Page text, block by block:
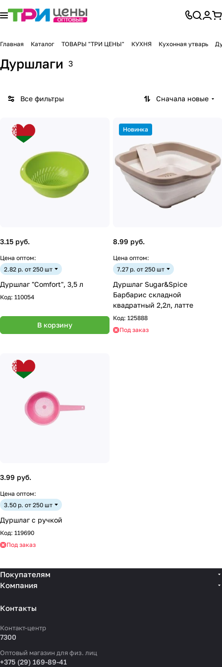
Главная Каталог ТОВАРЫ "ТРИ ЦЕНЫ" КУХНЯ Кухонная утварь
Дуршлаги 3
Все фильтры Сначала новые
3.15 руб.
Цена оптом:
2.82 р. от 250 шт
Дуршлаг "Comfort", 3,5 л
Код: 110054
В корзину
Новинка
8.99 руб.
Цена оптом:
7.27 р. от 250 шт
Дуршлаг Sugar&Spice
Барбарис складной
квадратный 2,2л, латте
Код: 125888
Под заказ
3.99 руб.
Цена оптом:
3.50 р. от 250 шт
Дуршлаг с ручкой
Код: 119690
Под заказ
Покупателям
Компания
Контакты
Контакт-центр
7300
Оптовый магазин для физ. лиц
+375 (29) 169-89-41